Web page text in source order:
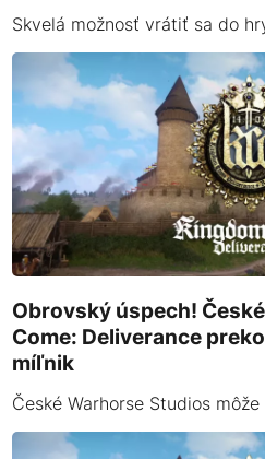
Skvelá možnosť vrátiť sa do
Obrovský úspech!
Come: Deliverance
míľnik
České Warhorse Studios